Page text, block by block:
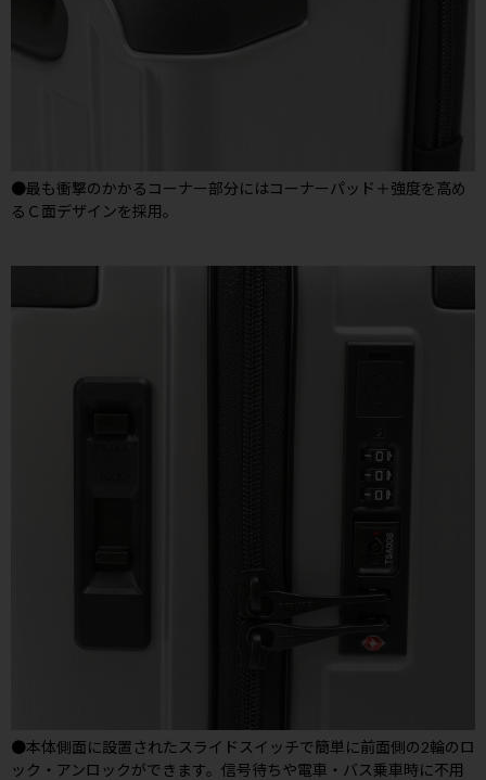
●最も衝撃のかかるコーナー部分にはコーナーパッド＋強度を高め
るＣ面デザインを採用。
●本体側面に設置されたスライドスイッチで簡単に前面側の2輪のロ
ック・アンロックができます。信号待ちや電車・バス乗車時に不用